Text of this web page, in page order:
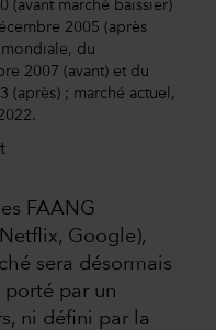
(avant marché baissier)
2005 (après
du
2007 (avant) et du
(après) ; marché actuel,
FAANG
Google),
sera désormais
porté par un
ni défini par la